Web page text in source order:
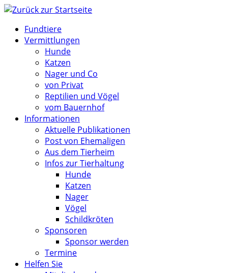
Zum
springenFundtiere
Vermittlungen
Hunde
Katzen
Nager und Co
von Privat
Reptilien und Vögel
vom Bauernhof
Informationen
Aktuelle Publikationen
Post von Ehemaligen
Aus dem Tierheim
Infos zur Tierhaltung
Hunde
Katzen
Nager
Vögel
Schildkröten
Sponsoren
Sponsor werden
Termine
Helfen Sie